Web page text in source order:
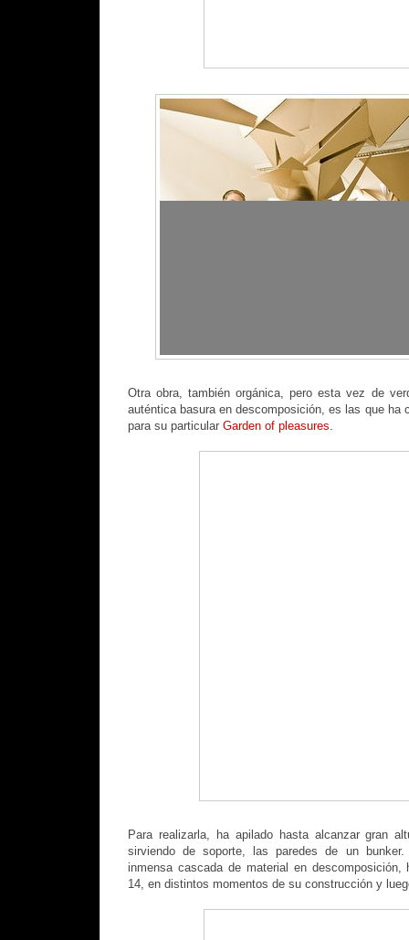
Otra obra, también orgánica, pero esta vez de
auténtica basura en descomposición, es las que ha
para su particular Garden of pleasures.
Para realizarla, ha apilado hasta alcanzar gran
sirviendo de soporte, las paredes de un
inmensa cascada de material en
14, en distintos momentos de su construcción y